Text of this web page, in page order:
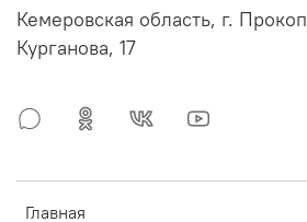
Главная
Кемеровская область, г.
Курганова, 17